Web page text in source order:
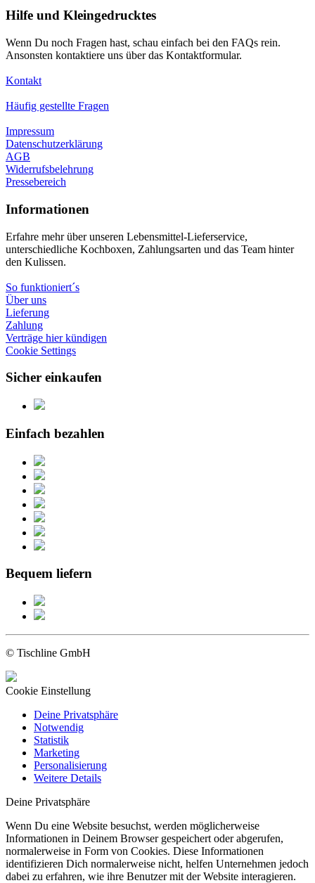
Hilfe und Kleingedrucktes
Wenn Du noch Fragen hast, schau einfach bei den FAQs rein.
Ansonsten kontaktiere uns über das Kontaktformular.
Kontakt
Häufig gestellte Fragen
Impressum
Datenschutzerklärung
AGB
Widerrufsbelehrung
Pressebereich
Informationen
Erfahre mehr über unseren Lebensmittel-Lieferservice,
unterschiedliche Kochboxen, Zahlungsarten und das Team hinter
den Kulissen.
So funktioniert´s
Über uns
Lieferung
Zahlung
Verträge hier kündigen
Cookie Settings
Sicher einkaufen
Einfach bezahlen
Bequem liefern
© Tischline GmbH
Cookie Einstellung
Deine Privatsphäre
Notwendig
Statistik
Marketing
Personalisierung
Weitere Details
Deine Privatsphäre
Wenn Du eine Website besuchst, werden möglicherweise
Informationen in Deinem Browser gespeichert oder abgerufen,
normalerweise in Form von Cookies. Diese Informationen
identifizieren Dich normalerweise nicht, helfen Unternehmen jedoch
dabei zu erfahren, wie ihre Benutzer mit der Website interagieren.